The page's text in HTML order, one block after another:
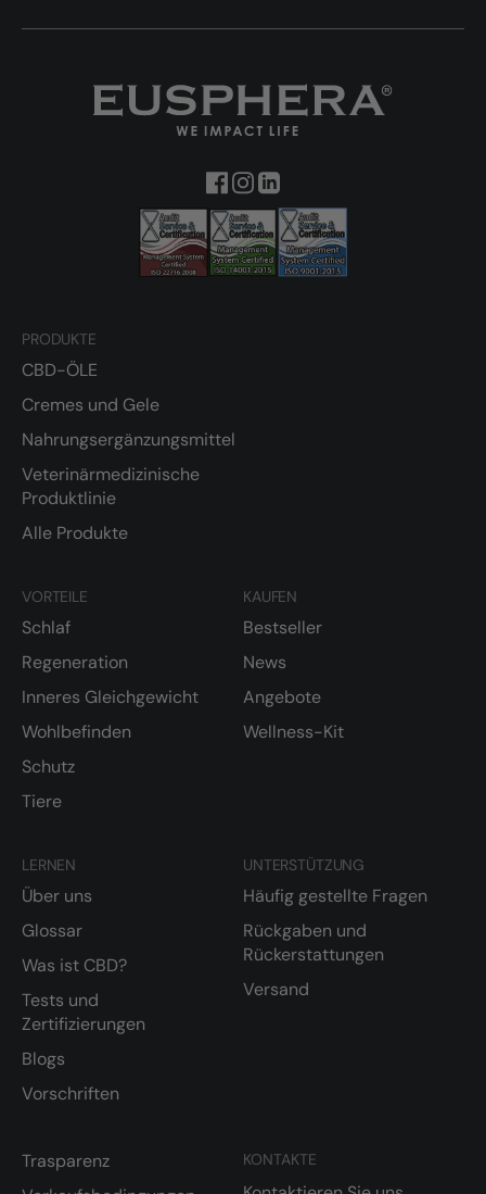
PRODUKTE
CBD-ÖLE
Cremes und Gele
Nahrungsergänzungsmittel
Veterinärmedizinische
Produktlinie
Alle Produkte
VORTEILE
Schlaf
Regeneration
Inneres Gleichgewicht
Wohlbefinden
Schutz
Tiere
KAUFEN
Bestseller
News
Angebote
Wellness-Kit
LERNEN
Über uns
Glossar
Was ist CBD?
Tests und
Zertifizierungen
Blogs
Vorschriften
KONTAKTE
UNTERSTÜTZUNG
Häufig gestellte Fragen
Rückgaben und
Rückerstattungen
Versand
Trasparenz